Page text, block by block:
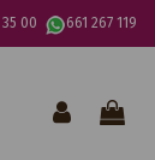
00 661 267 119